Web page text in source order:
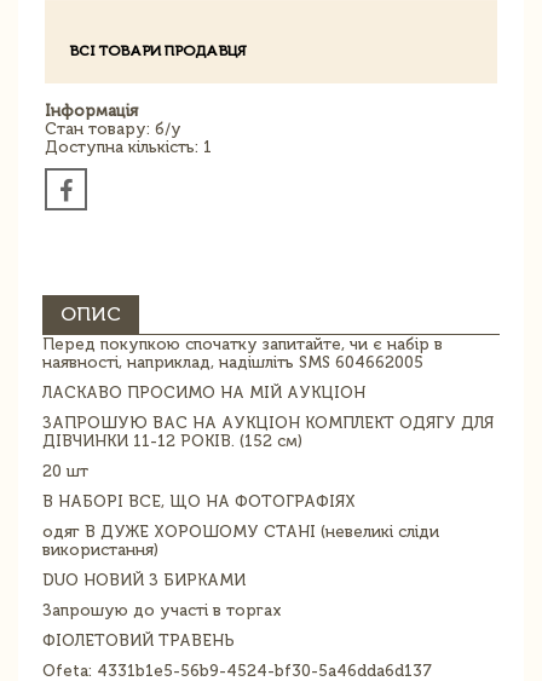
ВСІ ТОВАРИ ПРОДАВЦЯ
Інформація
Стан товару: б/у
Доступна кількість: 1
ОПИС
Перед покупкою спочатку запитайте, чи є набір в
наявності, наприклад, надішліть SMS 604662005
ЛАСКАВО ПРОСИМО НА МІЙ АУКЦІОН
ЗАПРОШУЮ ВАС НА АУКЦІОН КОМПЛЕКТ ОДЯГУ ДЛЯ
ДІВЧИНКИ 11-12 РОКІВ. (152 см)
20 шт
В НАБОРІ ВСЕ, ЩО НА ФОТОГРАФІЯХ
одяг В ДУЖЕ ХОРОШОМУ СТАНІ (невеликі сліди
використання)
DUO НОВИЙ З БИРКАМИ
Запрошую до участі в торгах
ФІОЛЕТОВИЙ ТРАВЕНЬ
Ofeta: 4331b1e5-56b9-4524-bf30-5a46dda6d137